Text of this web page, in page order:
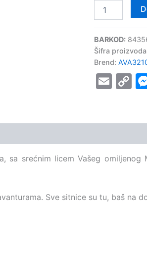
BARKOD:
Šifra
Brend:
sa srećnim licem Vašeg
Sve sitnice su tu, baš na